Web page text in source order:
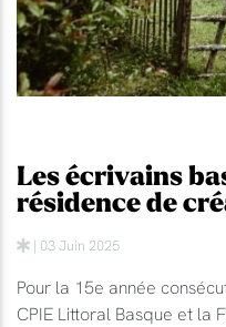
Les écrivains
résidence de
| 03 Juin 2025
Pour la 15e année
CPIE Littoral Basque et la